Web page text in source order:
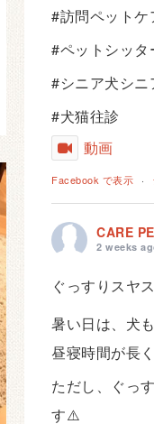
#訪問ペットケ
#ペットシッタ
#シニア犬シニ
#犬猫往診
動画
Facebook で表示 ·
CARE
2 weeks
ぐっすりスヤ
暑い日は、犬
昼寝時間が長
ただし、ぐっ
す⚠️